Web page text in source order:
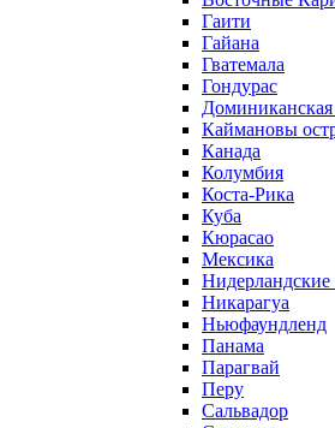
Гаити
Гайана
Гватемала
Гондурас
Доминиканская
Каймановы
Канада
Колумбия
Коста-Рика
Куба
Кюрасао
Мексика
Нидерландские
Никарагуа
Ньюфаундленд
Панама
Парагвай
Перу
Сальвадор